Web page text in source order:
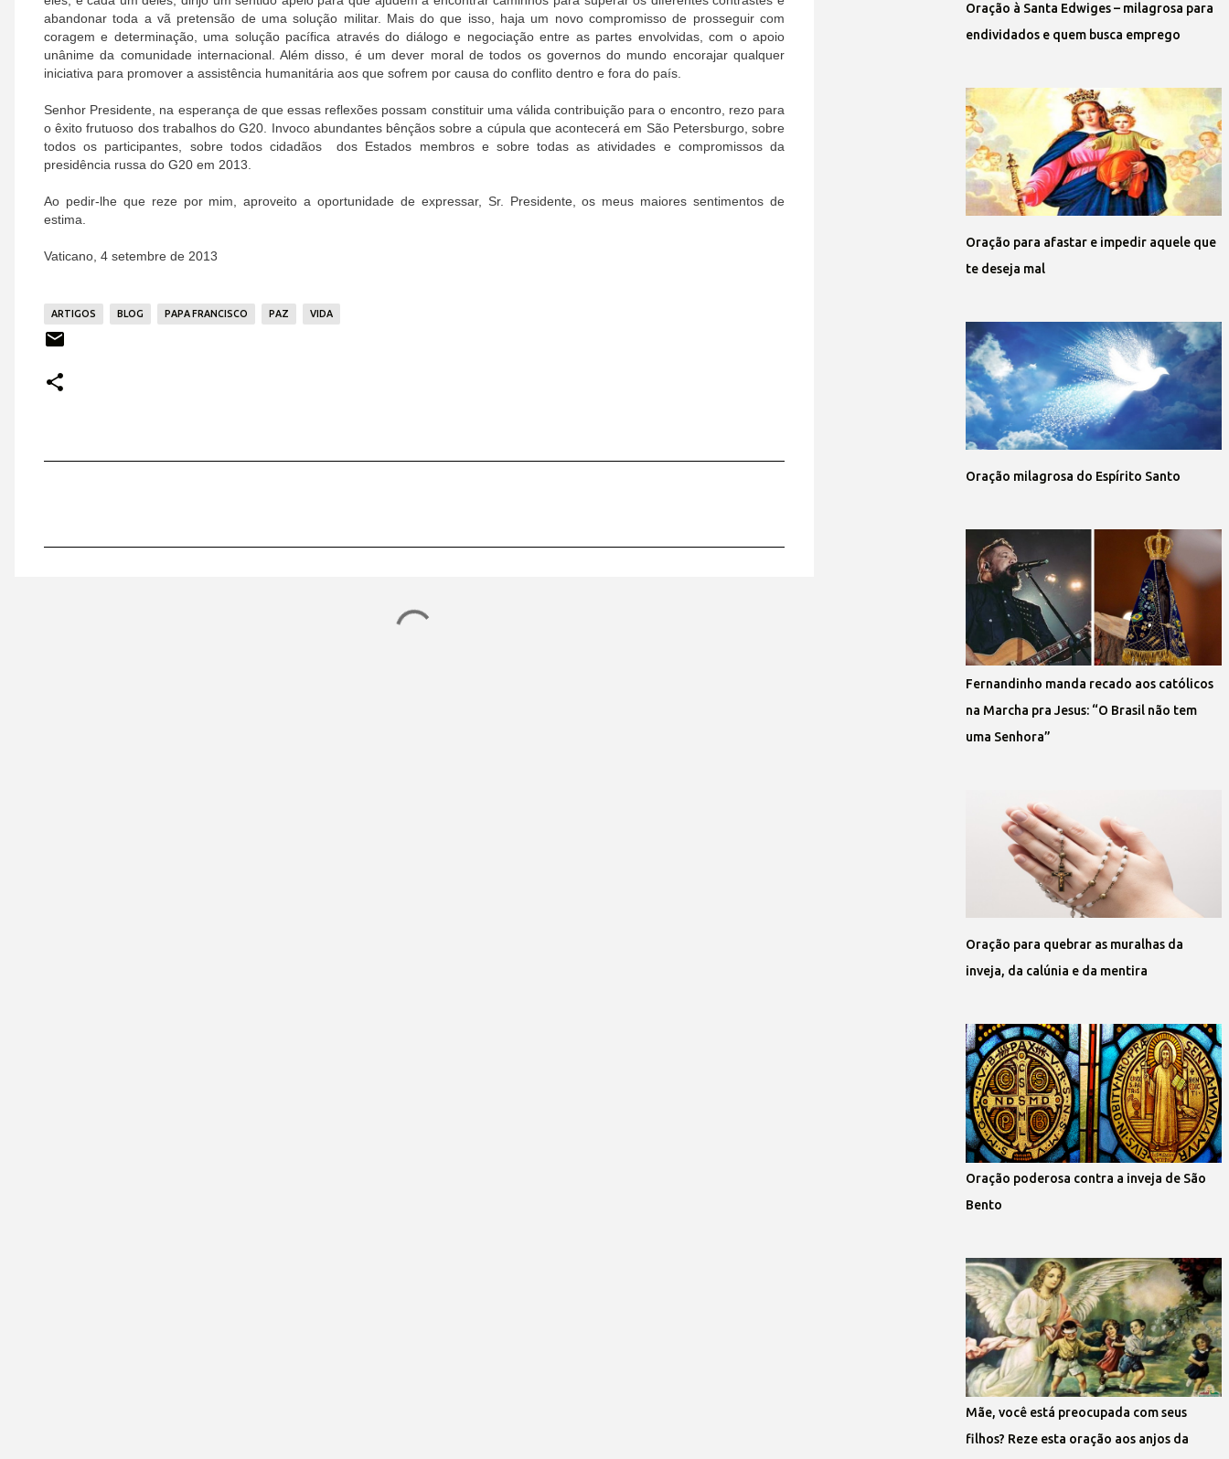
abandonar toda a vã pretensão de uma solução militar. Mais do que isso, haja um novo compromisso de prosseguir com
coragem e determinação, uma solução pacífica através do diálogo e negociação entre as partes envolvidas, com o apoio
unânime da comunidade internacional. Além disso, é um dever moral de todos os governos do mundo encorajar qualquer
iniciativa para promover a assistência humanitária aos que sofrem por causa do conflito dentro e fora do país.
Senhor Presidente, na esperança de que essas reflexões possam constituir uma válida contribuição para o encontro, rezo para
o êxito frutuoso dos trabalhos do G20. Invoco abundantes bênçãos sobre a cúpula que acontecerá em São Petersburgo, sobre
todos os participantes, sobre todos cidadãos dos Estados membros e sobre todas as atividades e compromissos da
presidência russa do G20 em 2013.
Ao pedir-lhe que reze por mim, aproveito a oportunidade de expressar, Sr. Presidente, os meus maiores sentimentos de
estima.
Vaticano, 4 setembre de 2013
ARTIGOS BLOG PAPA FRANCISCO PAZ VIDA
Oração à Santa Edwiges – milagrosa para
endividados e quem busca emprego
Oração para afastar e impedir aquele que
te deseja mal
Oração milagrosa do Espírito Santo
Fernandinho manda recado aos católicos
na Marcha pra Jesus: “O Brasil não tem
uma Senhora”
Oração para quebrar as muralhas da
inveja, da calúnia e da mentira
Oração poderosa contra a inveja de São
Bento
Mãe, você está preocupada com seus
filhos? Reze esta oração aos anjos da